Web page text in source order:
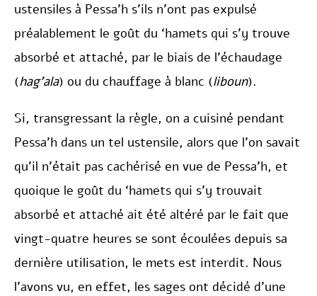
ustensiles à Pessa’h s’ils n’ont pas expulsé
préalablement le goût du ‘hamets qui s’y trouve
absorbé et attaché, par le biais de l’échaudage
(hag’ala) ou du chauffage à blanc (liboun).
Si, transgressant la règle, on a cuisiné pendant
Pessa’h dans un tel ustensile, alors que l’on savait
qu’il n’était pas cachérisé en vue de Pessa’h, et
quoique le goût du ‘hamets qui s’y trouvait
absorbé et attaché ait été altéré par le fait que
vingt-quatre heures se sont écoulées depuis sa
dernière utilisation, le mets est interdit. Nous
l’avons vu, en effet, les sages ont décidé d’une